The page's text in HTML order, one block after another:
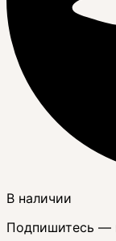
В наличии
Подпишитесь —